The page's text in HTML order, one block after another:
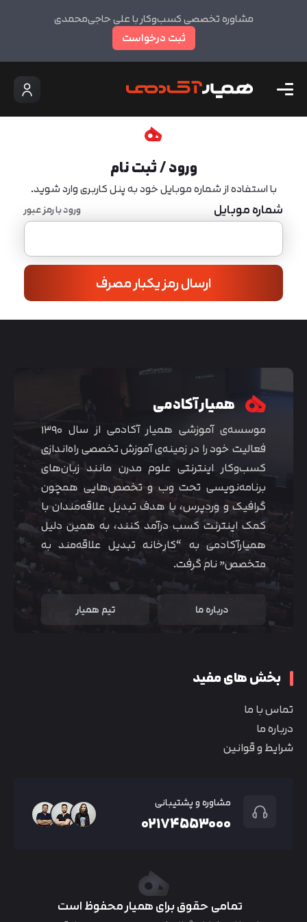
مشاوره تخصصی کسب‌وکار با علی حاجی‌محمدی
ثبت درخواست
ورود / ثبت نام
با استفاده از شماره موبایل خود به پنل کاربری وارد شوید.
شماره موبایل ورود با رمز عبور
ارسال رمز یکبار مصرف
همیار آکادمی
موسسه‌ی آموزشی همیار آکادمی از سال ۱۳۹۰
فعالیت خود را در زمینه‌ی آموزش تخصصی راه‌اندازی
کسب‌و‌کار اینترنتی علوم مدرن مانند زبان‌های
برنامه‌نویسی تحت وب و تخصص‌هایی همچون
گرافیک و وردپرس، با هدف تبدیل علاقه‌مندان با
کمک اینترنت کسب درآمد کنند، به همین دلیل
همیارآکادمی به “کارخانه تبدیل علاقه‌مند به
متخصص” نام گرفت.
درباره ما تیم همیار
بخش های مفید
تماس با ما
درباره ما
شرایط و قوانین
مشاوره و پشتیبانی
۰۲۱۷۴۵۵۳۰۰۰
تمامی حقوق برای همیار محفوظ است
متوجه شدم